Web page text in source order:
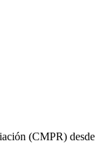
(CMPR)